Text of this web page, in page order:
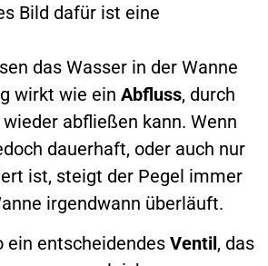
Bild dafür ist eine
das Wasser in der Wanne
wirkt wie ein Abfluss, durch
abfließen kann. Wenn
dauerhaft, oder auch nur
ist, steigt der Pegel immer
irgendwann überläuft.
ein entscheidendes Ventil, das